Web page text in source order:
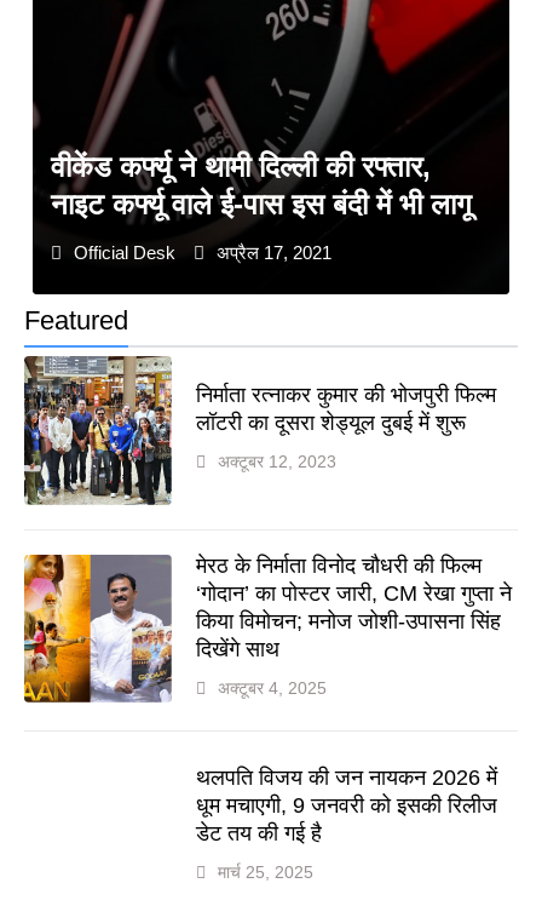
Featured
निर्माता रत्नाकर कुमार की भोजपुरी फिल्म
लॉटरी का दूसरा शेड्यूल दुबई में शुरू
अक्टूबर 12, 2023
मेरठ के निर्माता विनोद चौधरी की फिल्म
‘गोदान’ का पोस्टर जारी, CM रेखा गुप्ता ने
किया विमोचन; मनोज जोशी-उपासना सिंह
दिखेंगे साथ
अक्टूबर 4, 2025
थलपति विजय की जन नायकन 2026 में
धूम मचाएगी, 9 जनवरी को इसकी रिलीज
डेट तय की गई है
मार्च 25, 2025
वीकेंड कर्फ्यू ने थामी दिल्ली की रफ्तार,
नाइट कर्फ्यू वाले ई-पास इस बंदी में भी लागू
Official Desk अप्रैल 17, 2021